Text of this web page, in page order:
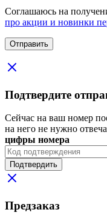
Соглашаюсь на
про акции и новинки
Подтвердите
Сейчас на ваш номер
на него не нужно
цифры номера
Подтвердить
Предзаказ